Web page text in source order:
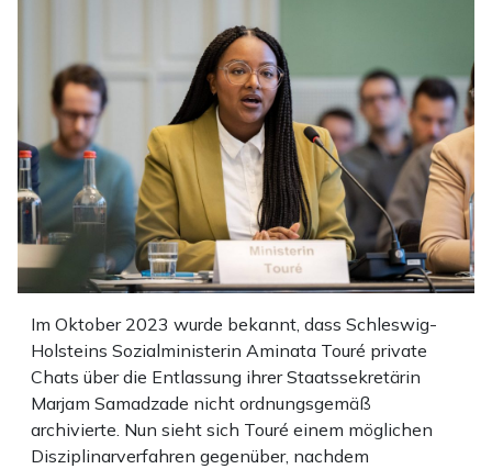
Im Oktober 2023 wurde bekannt, dass Schleswig-
Holsteins Sozialministerin Aminata Touré private
Chats über die Entlassung ihrer Staatssekretärin
Marjam Samadzade nicht ordnungsgemäß
archivierte. Nun sieht sich Touré einem möglichen
Disziplinarverfahren gegenüber, nachdem